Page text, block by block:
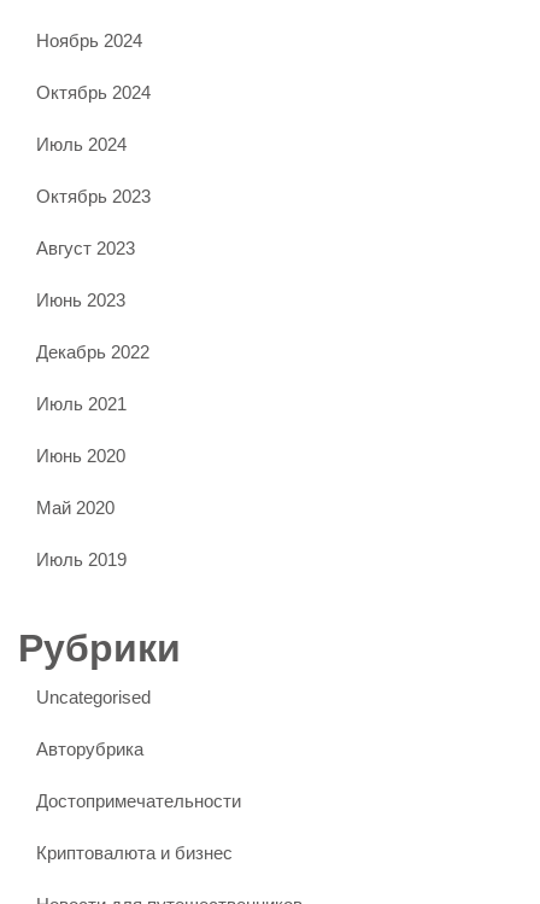
Ноябрь 2024
Октябрь 2024
Июль 2024
Октябрь 2023
Август 2023
Июнь 2023
Декабрь 2022
Июль 2021
Июнь 2020
Май 2020
Июль 2019
Рубрики
Uncategorised
Авторубрика
Достопримечательности
Криптовалюта и бизнес